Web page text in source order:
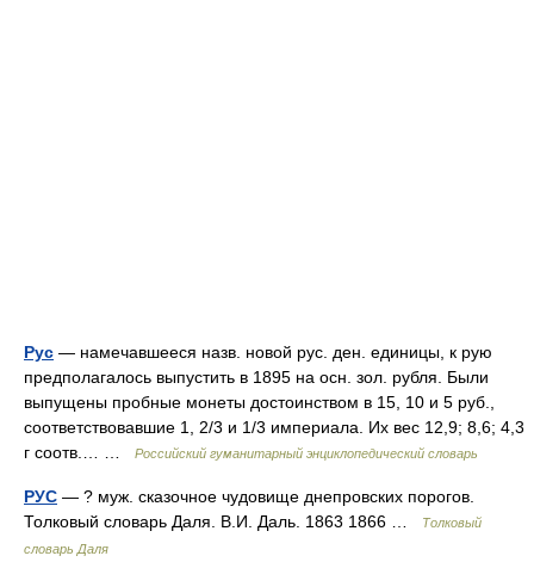
Рус — намечавшееся назв. новой рус. ден. единицы, к рую
предполагалось выпустить в 1895 на осн. зол. рубля. Были
выпущены пробные монеты достоинством в 15, 10 и 5 руб.,
соответствовавшие 1, 2/3 и 1/3 империала. Их вес 12,9; 8,6; 4,3
г соотв.… …
Российский гуманитарный энциклопедический словарь
РУС — ? муж. сказочное чудовище днепровских порогов.
Толковый словарь Даля. В.И. Даль. 1863 1866 …
Толковый
словарь Даля